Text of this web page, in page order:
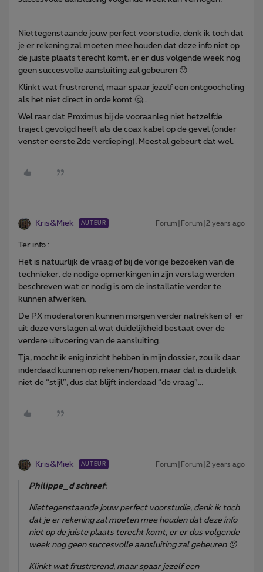
Niettegenstaande jouw perfect voorstudie, denk ik toch dat
je er rekening zal moeten mee houden dat deze info niet op
de juiste plaats terecht komt, er er dus volgende week nog
geen succesvolle aansluiting zal gebeuren 😯
Klinkt wat frustrerend, maar spaar jezelf een ontgoocheling
als het niet direct in orde komt 🤔…
Wel raar dat Proximus bij de vooraanleg niet hetzelfde
traject gevolgd heeft als de coax kabel op de gevel (onder
venster eerste 2de verdieping). Meestal gebeurt dat wel.
Kris&Miek AUTEUR Forum|Forum|2 years ago
Ter info :
Het is natuurlijk de vraag of bij de vorige bezoeken van de
technieker, de nodige opmerkingen in zijn verslag werden
beschreven wat er nodig is om de installatie verder te
kunnen afwerken.
De PX moderatoren kunnen morgen verder natrekken of er
uit deze verslagen al wat duidelijkheid bestaat over de
verdere uitvoering van de aansluiting.
Tja, mocht ik enig inzicht hebben in mijn dossier, zou ik daar
inderdaad kunnen op rekenen/hopen, maar dat is duidelijk
niet de “stijl”, dus dat blijft inderdaad “de vraag”...
Kris&Miek AUTEUR Forum|Forum|2 years ago
Philippe_d schreef:
Niettegenstaande jouw perfect voorstudie, denk ik toch
dat je er rekening zal moeten mee houden dat deze info
niet op de juiste plaats terecht komt, er er dus volgende
week nog geen succesvolle aansluiting zal gebeuren 😯
Klinkt wat frustrerend, maar spaar jezelf een